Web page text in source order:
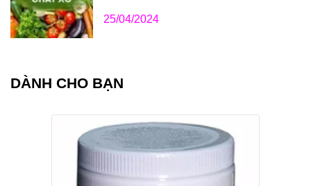
25/04/2024
DÀNH CHO BẠN